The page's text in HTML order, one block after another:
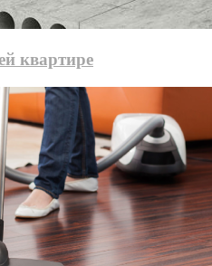
квартире